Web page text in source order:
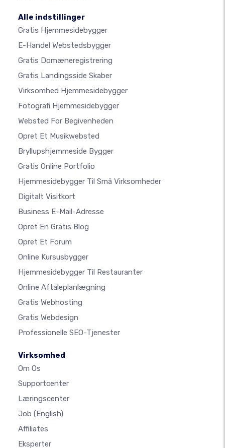
Alle indstillinger
Gratis Hjemmesidebygger
E-Handel Webstedsbygger
Gratis Domæneregistrering
Gratis Landingsside Skaber
Virksomhed Hjemmesidebygger
Fotografi Hjemmesidebygger
Websted For Begivenheden
Opret Et Musikwebsted
Bryllupshjemmeside Bygger
Gratis Online Portfolio
Hjemmesidebygger Til Små Virksomheder
Digitalt Visitkort
Business E-Mail-Adresse
Opret En Gratis Blog
Opret Et Forum
Online Kursusbygger
Hjemmesidebygger Til Restauranter
Online Aftaleplanlægning
Gratis Webhosting
Gratis Webdesign
Professionelle SEO-Tjenester
Virksomhed
Om Os
Supportcenter
Læringscenter
Job (English)
Affiliates
Eksperter